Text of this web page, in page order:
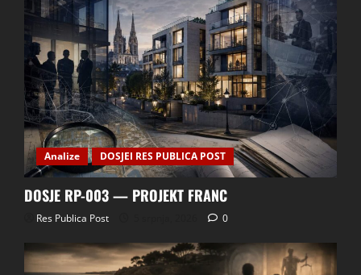
Analize DOSJEI RES PUBLICA POST
DOSJE RP-003 — PROJEKT FRANC
Res Publica Post 0